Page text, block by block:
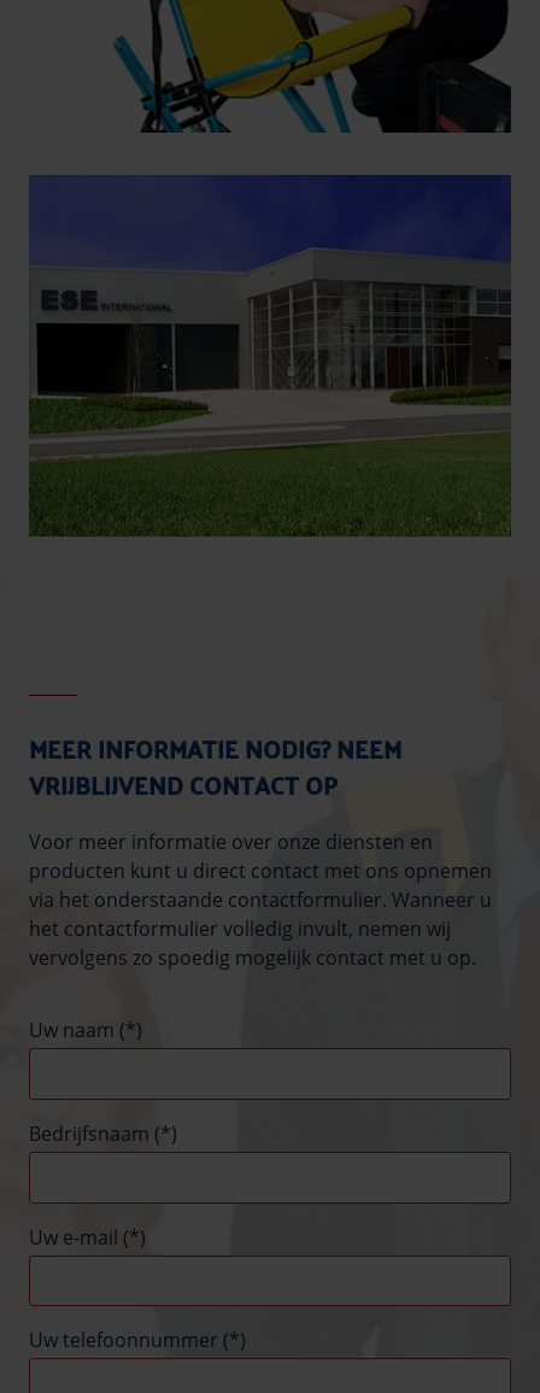
MEER INFORMATIE NODIG? NEEM
VRIJBLIJVEND CONTACT OP
Voor meer informatie over onze diensten en
producten kunt u direct contact met ons opnemen
via het onderstaande contactformulier. Wanneer u
het contactformulier volledig invult, nemen wij
vervolgens zo spoedig mogelijk contact met u op.
Uw naam (*)
Bedrijfsnaam (*)
Uw e-mail (*)
Uw telefoonnummer (*)